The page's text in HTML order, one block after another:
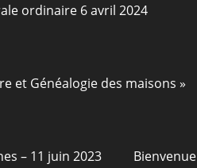
ordinaire 6 avril 2024
et Généalogie des maisons »
– 11 juin 2023 Bienvenue